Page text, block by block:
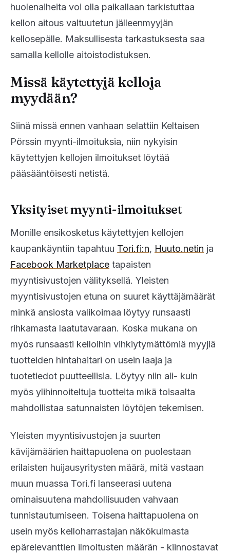
huolenaiheita voi olla paikallaan tarkistuttaa
kellon aitous valtuutetun jälleenmyyjän
kellosepälle. Maksullisesta tarkastuksesta saa
samalla kellolle aitoistodistuksen.
Missä käytettyjä kelloja
myydään?
Siinä missä ennen vanhaan selattiin Keltaisen
Pörssin myynti-ilmoituksia, niin nykyisin
käytettyjen kellojen ilmoitukset löytää
pääsääntöisesti netistä.
Yksityiset myynti-ilmoitukset
Monille ensikosketus käytettyjen kellojen
kaupankäyntiin tapahtuu Tori.fi:n, Huuto.netin ja
Facebook Marketplace tapaisten
myyntisivustojen välityksellä. Yleisten
myyntisivustojen etuna on suuret käyttäjämäärät
minkä ansiosta valikoimaa löytyy runsaasti
rihkamasta laatutavaraan. Koska mukana on
myös runsaasti kelloihin vihkiytymättömiä myyjiä
tuotteiden hintahaitari on usein laaja ja
tuotetiedot puutteellisia. Löytyy niin ali- kuin
myös ylihinnoiteltuja tuotteita mikä toisaalta
mahdollistaa satunnaisten löytöjen tekemisen.
Yleisten myyntisivustojen ja suurten
kävijämäärien haittapuolena on puolestaan
erilaisten huijausyritysten määrä, mitä vastaan
muun muassa Tori.fi lanseerasi uutena
ominaisuutena mahdollisuuden vahvaan
tunnistautumiseen. Toisena haittapuolena on
usein myös kelloharrastajan näkökulmasta
epärelevanttien ilmoitusten määrän - kiinnostavat